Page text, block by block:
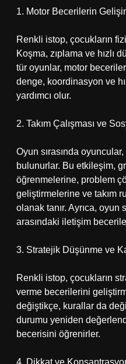
1. Motor Becerilerin
Renkli istop, çocukların
Koşma, zıplama ve hızlı
tür oyunlar, motor
denge, koordinasyon ve
yardımcı olur.
2. Takım Çalışması ve
Oyun sırasında
bulunurlar. Bu etkileşim,
öğrenmelerine, problem
geliştirmelerine ve takım
olanak tanır. Ayrıca, oyun
arasındaki iletişim
3. Stratejik Düşünme ve
Renkli istop, çocukların
verme becerilerini
değiştikçe, kurallar da
durumu yeniden
becerisini öğrenirler.
4. Dikkat ve